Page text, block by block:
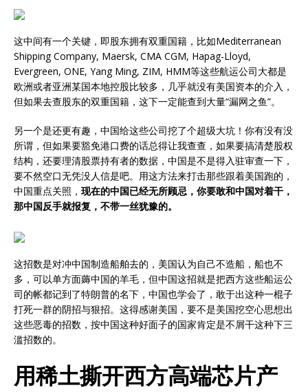
这中间有一个关键，即股东拥有双重国籍，比如Mediterranean
Shipping Company, Maersk, CMA CGM, Hapag-Lloyd,
Evergreen, ONE, Yang Ming, ZIM, HMM等这些航运公司大都是
欧洲或者亚洲某国本地控股比较多，几乎就没有美国资本的介入，
但如果去查股东的双重国籍，这下一定能查到大量“漏网之鱼”。
另一个是还更有趣，中国给这些公司挖了个超级大坑！你有没有没
所谓，但如果要豁免港口费的话总得让我查查，如果要搞清楚股权
结构，还要理清股票持有者的数据，中国是不是得入驻审查一下，
要不然空口无凭没人信是吧。用这方法来打击那些跟着美国跑的，
中国重点关照， 现在的中国已经无所顾忌，你要敢和中国对着干，
那中国反手就报复，不带一丝犹豫的。
这招数是对冲中国制造船舶去的，美国认为自己不造船，船也不
多，可以单方面薅中国的羊毛，但中国这招就是把西方这些船运公
司的帐都记到了特朗普的名下，中国也学会了，敢于出这种一棍子
打死一群的阴招与狠招。这得感谢美国，要不是美国挖空心思想出
这些恶毒的招数，按中国这种好面子的国家肯定是不屑干这种下三
滥招数的。
用稀土撕开西方高端芯片产